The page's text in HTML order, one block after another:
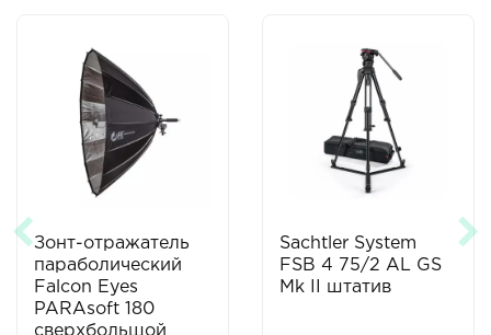
Зонт-отражатель
параболический
Falcon Eyes
PARAsoft 180
сверхбольшой
Sachtler System
FSB 4 75/2 AL GS
Mk II штатив